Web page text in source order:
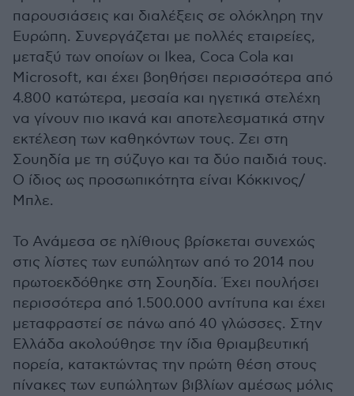
παρουσιάσεις και διαλέξεις σε ολόκληρη την
Ευρώπη. Συνεργάζεται με πολλές εταιρείες,
μεταξύ των οποίων οι Ikea, Coca Cola και
Microsoft, και έχει βοηθήσει περισσότερα από
4.800 κατώτερα, μεσαία και ηγετικά στελέχη
να γίνουν πιο ικανά και αποτελεσματικά στην
εκτέλεση των καθηκόντων τους. Ζει στη
Σουηδία με τη σύζυγο και τα δύο παιδιά τους.
Ο ίδιος ως προσωπικότητα είναι Κόκκινος/
Μπλε.
Το Ανάμεσα σε ηλίθιους βρίσκεται συνεχώς
στις λίστες των ευπώλητων από το 2014 που
πρωτοεκδόθηκε στη Σουηδία. Έχει πουλήσει
περισσότερα από 1.500.000 αντίτυπα και έχει
μεταφραστεί σε πάνω από 40 γλώσσες. Στην
Ελλάδα ακολούθησε την ίδια θριαμβευτική
πορεία, κατακτώντας την πρώτη θέση στους
πίνακες των ευπώλητων βιβλίων αμέσως μόλις